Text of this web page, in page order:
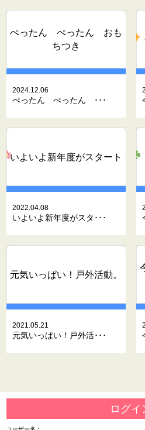
ぺったん ぺったん おも
ちつき
2024.12.06
ぺったん ぺったん ･･･
いよいよ新年度がスタート
2022.04.08
いよいよ新年度がスタ･･･
元気いっぱい！戸外活動。
2021.05.21
元気いっぱい！戸外活･･･
ログイ